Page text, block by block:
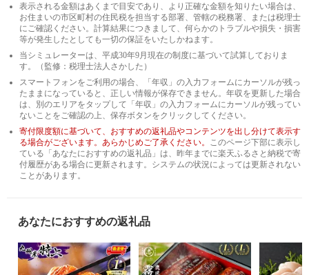
表示される金額はあくまで目安であり、より正確な金額を知りたい場合は、
お住まいの市区町村の住民税を担当する部署、管轄の税務署、または税理士
にご確認ください。計算結果につきまして、何らかのトラブルや損失・損害
等が発生したとしても一切の保証をいたしかねます。
当シミュレーターは、平成30年9月現在の制度に基づいて試算しておりま
す。（監修：税理士法人さかした）
スマートフォンをご利用の場合、「年収」の入力フォームにカーソルが残っ
たままになっていると、正しい情報が保存できません。年収を更新した場合
は、別のエリアをタップして「年収」の入力フォームにカーソルが残ってい
ないことをご確認の上、保存ボタンをクリックしてください。
寄付限度額に基づいて、おすすめの返礼品やコンテンツを出し分けて表示す
る場合がございます。あらかじめご了承ください。 このページ下部に表示し
ている「あなたにおすすめの返礼品」は、昨年までに楽天ふるさと納税で寄
付履歴がある場合に更新されます。システムの状況によっては更新されない
ことがあります。
あなたにおすすめの返礼品